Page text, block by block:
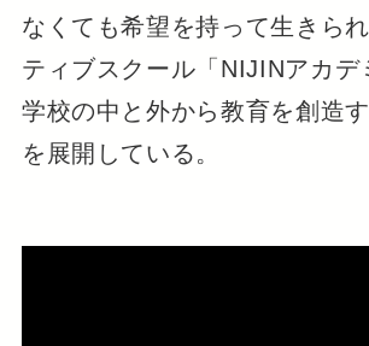
なくても希望を持って生きら
ティブスクール「NIJINアカデ
学校の中と外から教育を創造
を展開している。